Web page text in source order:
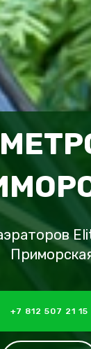
+7 812 507 21 15